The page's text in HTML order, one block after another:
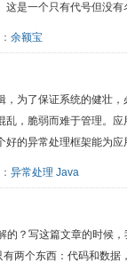
这是一个只有代号但没有
余额宝
为了保证系统的健壮
，脆弱而难于管理。
好的异常处理框架能为应
异常处理 Java
？写这篇文章的时候
两个东西：代码和数